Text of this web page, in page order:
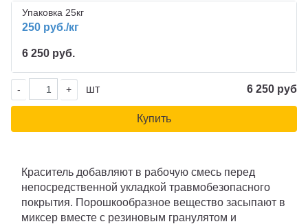
250 руб./кг
Упаковка 25кг
6 250 руб.
- + шт 6 250 руб
Купить
Краситель добавляют в рабочую смесь перед
непосредственной укладкой травмобезопасного
покрытия. Порошкообразное вещество засыпают в
миксер вместе с резиновым гранулятом и